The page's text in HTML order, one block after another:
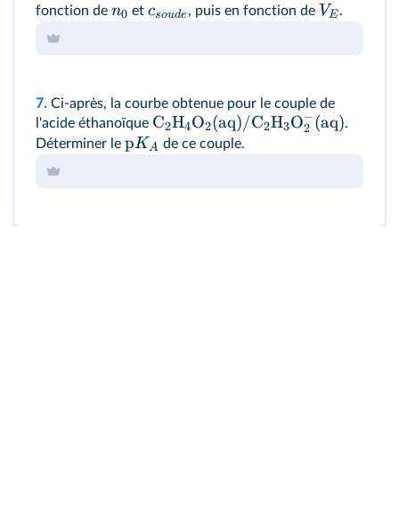
fonction de n0 et csoude , puis en fonction de VE .
7. Ci‑après, la courbe obtenue pour le couple de
l'acide éthanoïque C2H4O2(aq)/C2H3O2
−(aq).
Déterminer le pKA de ce couple.